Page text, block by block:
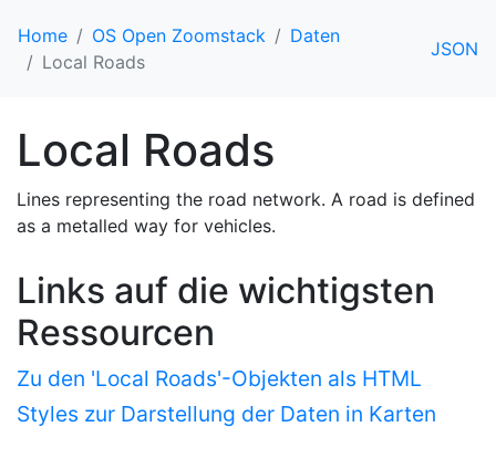
Home OS Open Zoomstack
Daten
Local Roads
JSON
Local Roads
Lines representing the road network. A road is defined
as a metalled way for vehicles.
Links auf die wichtigsten
Ressourcen
Zu den 'Local Roads'-Objekten als HTML
Styles zur Darstellung der Daten in Karten